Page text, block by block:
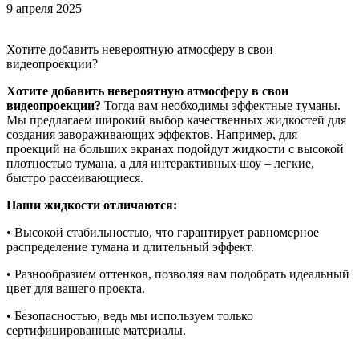
9 апреля 2025
Хотите добавить невероятную атмосферу в свои
видеопроекции?
Хотите добавить невероятную атмосферу в свои
видеопроекции? Тогда вам необходимы эффектные туманы.
Мы предлагаем широкий выбор качественных жидкостей для
создания завораживающих эффектов. Например, для
проекций на больших экранах подойдут жидкости с высокой
плотностью тумана, а для интерактивных шоу – легкие,
быстро рассеивающиеся.
Наши жидкости отличаются:
• Высокой стабильностью, что гарантирует равномерное
распределение тумана и длительный эффект.
• Разнообразием оттенков, позволяя вам подобрать идеальный
цвет для вашего проекта.
• Безопасностью, ведь мы используем только
сертифицированные материалы.